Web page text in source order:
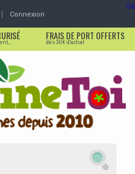
Connexion
FRAIS DE PORT OFFERTS
dès 30€ d'achat